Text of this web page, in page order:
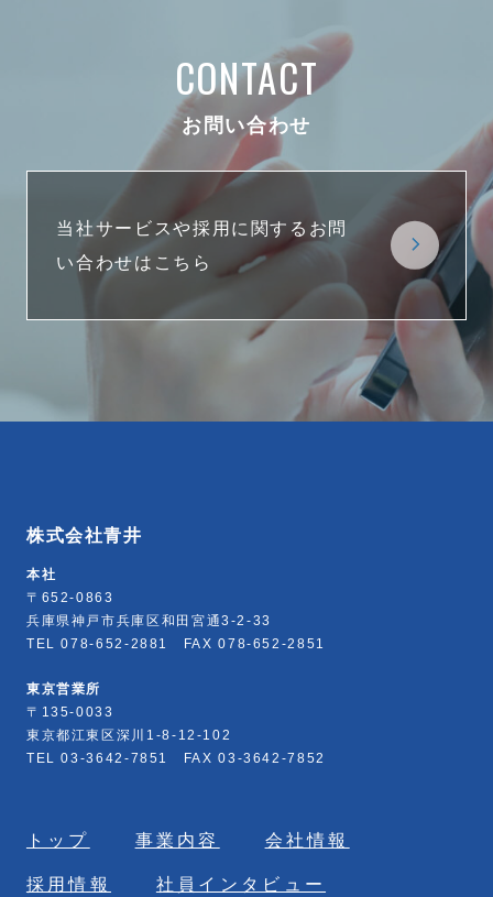
CONTACT
お問い合わせ
当社サービスや採用に関するお問
い合わせはこちら
株式会社青井
本社
〒652-0863
兵庫県神戸市兵庫区和田宮通3-2-33
TEL 078-652-2881 FAX 078-652-2851
東京営業所
〒135-0033
東京都江東区深川1-8-12-102
TEL 03-3642-7851 FAX 03-3642-7852
トップ 事業内容 会社情報
採用情報 社員インタビュー